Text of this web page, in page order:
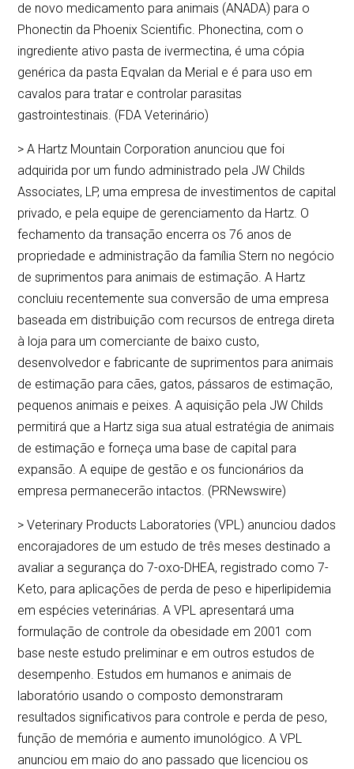
de novo medicamento para animais (ANADA) para o
Phonectin da Phoenix Scientific. Phonectina, com o
ingrediente ativo pasta de ivermectina, é uma cópia
genérica da pasta Eqvalan da Merial e é para uso em
cavalos para tratar e controlar parasitas
gastrointestinais. (FDA Veterinário)
> A Hartz Mountain Corporation anunciou que foi
adquirida por um fundo administrado pela JW Childs
Associates, LP, uma empresa de investimentos de capital
privado, e pela equipe de gerenciamento da Hartz. O
fechamento da transação encerra os 76 anos de
propriedade e administração da família Stern no negócio
de suprimentos para animais de estimação. A Hartz
concluiu recentemente sua conversão de uma empresa
baseada em distribuição com recursos de entrega direta
à loja para um comerciante de baixo custo,
desenvolvedor e fabricante de suprimentos para animais
de estimação para cães, gatos, pássaros de estimação,
pequenos animais e peixes. A aquisição pela JW Childs
permitirá que a Hartz siga sua atual estratégia de animais
de estimação e forneça uma base de capital para
expansão. A equipe de gestão e os funcionários da
empresa permanecerão intactos. (PRNewswire)
> Veterinary Products Laboratories (VPL) anunciou dados
encorajadores de um estudo de três meses destinado a
avaliar a segurança do 7-oxo-DHEA, registrado como 7-
Keto, para aplicações de perda de peso e hiperlipidemia
em espécies veterinárias. A VPL apresentará uma
formulação de controle da obesidade em 2001 com
base neste estudo preliminar e em outros estudos de
desempenho. Estudos em humanos e animais de
laboratório usando o composto demonstraram
resultados significativos para controle e perda de peso,
função de memória e aumento imunológico. A VPL
anunciou em maio do ano passado que licenciou os